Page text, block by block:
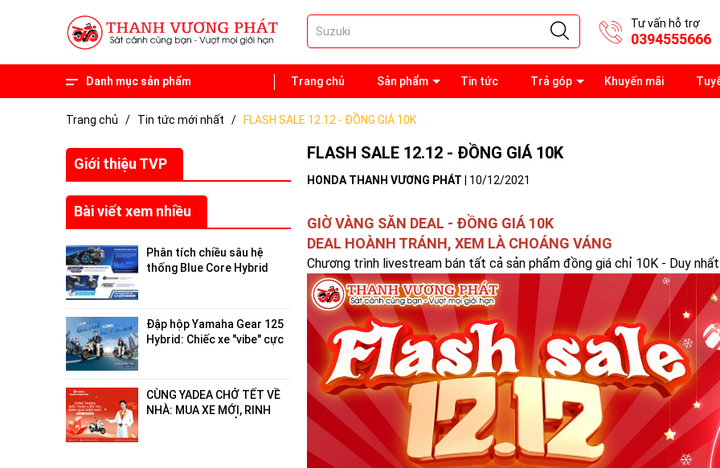
Tư vấn hỗ trợ
0394555666
Danh mục sản phẩm Trang chủ Sản phẩm Tin tức Trả góp Khuyến mãi
Trang chủ / Tin tức mới nhất / FLASH SALE 12.12 - ĐỒNG GIÁ 10K
Giới thiệu TVP
Bài viết xem nhiều
Phân tích chiều sâu hệ
thống Blue Core Hybrid
Đập hộp Yamaha Gear 125
Hybrid: Chiếc xe "vibe" cực
CÙNG YADEA CHỞ TẾT VỀ
NHÀ: MUA XE MỚI, RINH
FLASH SALE 12.12 - ĐỒNG GIÁ 10K
HONDA THANH VƯƠNG PHÁT 10/12/2021
GIỜ VÀNG SĂN DEAL - ĐỒNG GIÁ 10K
DEAL HOÀNH TRÁNH, XEM LÀ CHOÁNG VÁNG
Chương trình livestream bán tất cả sản phẩm đồng giá chỉ 10K - Duy